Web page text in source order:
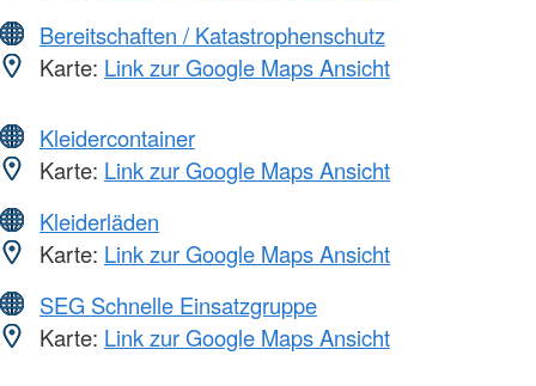
Bereitschaften / Katastrophenschutz
Karte: Link zur Google Maps Ansicht
Kleidercontainer
Karte: Link zur Google Maps Ansicht
Kleiderläden
Karte: Link zur Google Maps Ansicht
SEG Schnelle Einsatzgruppe
Karte: Link zur Google Maps Ansicht